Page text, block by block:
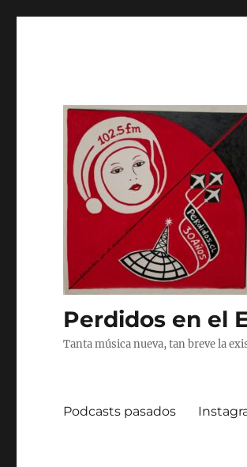
Perdidos en el
Tanta música nueva, tan breve la
Podcasts pasados